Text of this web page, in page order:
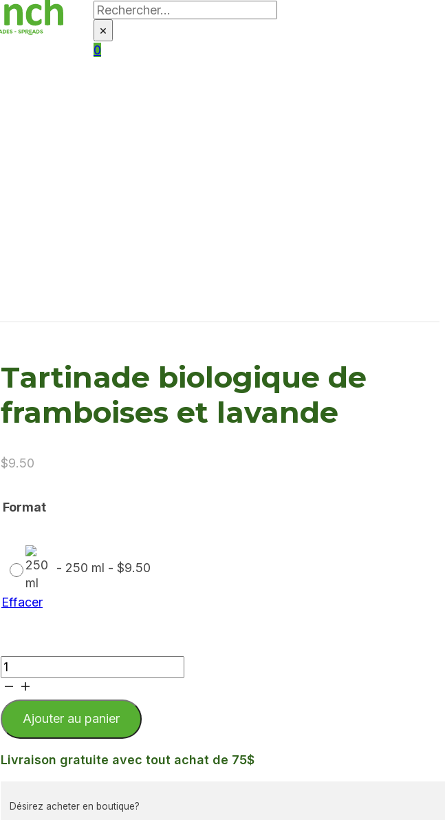
Search
×
0
Tartinade biologique de
framboises et lavande
$9.50
Format
- 250 ml - $9.50
Effacer
quantité
de
Tartinade
biologique
de
framboises
Ajouter au panier
Livraison gratuite avec tout achat de 75$
Désirez acheter en boutique?